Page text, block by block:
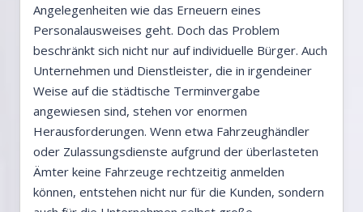
Angelegenheiten wie das Erneuern eines
Personalausweises geht. Doch das Problem
beschränkt sich nicht nur auf individuelle Bürger. Auch
Unternehmen und Dienstleister, die in irgendeiner
Weise auf die städtische Terminvergabe
angewiesen sind, stehen vor enormen
Herausforderungen. Wenn etwa Fahrzeughändler
oder Zulassungsdienste aufgrund der überlasteten
Ämter keine Fahrzeuge rechtzeitig anmelden
können, entstehen nicht nur für die Kunden, sondern